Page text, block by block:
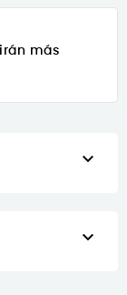
más

